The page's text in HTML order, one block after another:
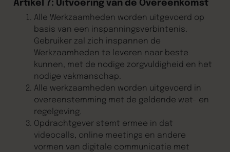
Artikel 7: Uitvoering van de Overeenkomst
Alle Werkzaamheden worden uitgevoerd op
basis van een inspanningsverbintenis.
Gebruiker zal zich inspannen de
Werkzaamheden te leveren naar beste
kunnen, met de nodige zorgvuldigheid en het
nodige vakmanschap.
Alle werkzaamheden worden uitgevoerd in
overeenstemming met de geldende wet- en
regelgeving.
Opdrachtgever stemt ermee in dat
videocalls, online meetings en andere
vormen van digitale communicatie met